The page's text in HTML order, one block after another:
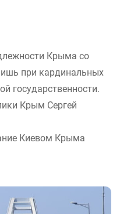
Крыма со
при кардинальных
государственности.
Крым Сергей
Киевом Крыма